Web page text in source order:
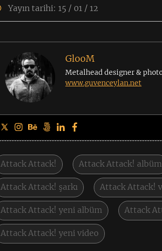
Yayın tarihi: 15 / 01 / 12
GlooM
Metalhead designer &
www.guvenceylan.net
Attack Attack! Attack Attack! albüm
Attack Attack! şarkı Attack Attack!
Attack Attack! yeni albüm Attack
Attack Attack! yeni video